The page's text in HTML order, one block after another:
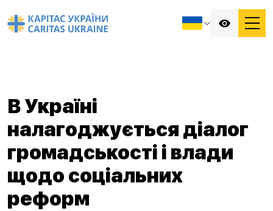
В Україні
налагоджується діалог
громадськості і влади
щодо соціальних
реформ